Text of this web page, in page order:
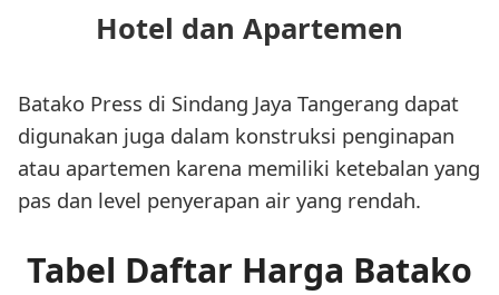
Hotel dan Apartemen
Batako Press di Sindang Jaya Tangerang dapat
digunakan juga dalam konstruksi penginapan
atau apartemen karena memiliki ketebalan yang
pas dan level penyerapan air yang rendah.
Tabel Daftar Harga Batako